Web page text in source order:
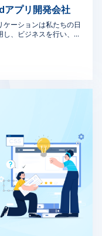
ションに不可欠で
スをデザインする
原則を組み合わせ
込み用のシカゴの
プリケーションで
るデバイスのため
点を当てていま
慮事項： 使用コ
は異なり、組み込
そのコンテキスト
要があります。 シ
の制約を考慮する
す。インターフェ
明確なフィードバ
ンス：組み込みシ
ます。デザインは
過負荷になること
にする必要がありま
プロセスが改善さ
テムにつながりま
トウェアに組み込
更に関連するイン
なります。これに
可欠な、問題の文
デント対応と分析
る洞察をリアルタ
ェアは業務効率を
に実施されるよう
イムの削減につな
ソフトウェア、
ウェア）、オペレ
、包括的なリスク
ールとプロセス・
とで、この効率化
ント・レビュー
とレビュー機能を
スできることを想像し
術や業界にわたる豊富
プロジェクトにユニー
キル：React、Node.js、
あります。 業界に特化
に携わってきたチーム
のプロジェクトを大幅
つながります。 多文化
う。彼らの多様なバック
ウトソーシング会社
ます。そのため、最新
トソーシングとオフショ
らが優れているか 2.4.拡
ソーシングすることで、
す。開発チームのアウ
て、従業員の規模と構成
シアチブのために増員す
がある場合でも、アウト
的なアプローチを提供し
は、進化するプロジェク
アクセス アウトソーシ
練したプログラマーの
バルなリーチは、さま
識、異なるタイムゾー
がコーディング作業を
のアウトソーシング、
ィング作業を外部の専
バーヘッドが削減され、
プログラマーのアウト
合理化し、アウトソーシ
、お客様の製品やサービ
ソーシングコーディング
コミュニケーションの
維持などの課題もありま
慎重に選定し、適切な管
。 2.アウトソーシング
ミングサービスのアウト
きます。利用可能なサー
アプリ開発会社
ーションは私たちの日
、ビジネスを行い、情
エンスに対応するユニ
するために、カスタム
の記事では、カスタム
利点、課題、そして
ューションを実現する
は、Androidオペレー
ンを作成することに特
ち、革新的なアプリのア
らの専門知識は、UIデザ
など、Androidアプリ開
リ開発会社はココーデ
新のトレンドとベスト
ンセプトからローンチ後
サポートを提供します。
イルアプリの作成におけ
開発会社の役割は、コ